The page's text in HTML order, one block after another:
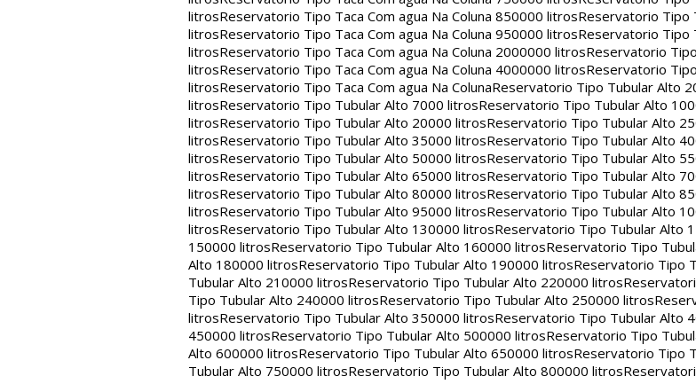
litrosReservatorio Tipo Taca Com agua Na Coluna 850000 litrosReservatorio Tipo
litrosReservatorio Tipo Taca Com agua Na Coluna 950000 litrosReservatorio Tipo
litrosReservatorio Tipo Taca Com agua Na Coluna 2000000 litrosReservatorio
litrosReservatorio Tipo Taca Com agua Na Coluna 4000000 litrosReservatorio
litrosReservatorio Tipo Taca Com agua Na ColunaReservatorio Tipo Tubular Alto
litrosReservatorio Tipo Tubular Alto 7000 litrosReservatorio Tipo Tubular Alto
litrosReservatorio Tipo Tubular Alto 20000 litrosReservatorio Tipo Tubular Alto
litrosReservatorio Tipo Tubular Alto 35000 litrosReservatorio Tipo Tubular Alto
litrosReservatorio Tipo Tubular Alto 50000 litrosReservatorio Tipo Tubular Alto
litrosReservatorio Tipo Tubular Alto 65000 litrosReservatorio Tipo Tubular Alto
litrosReservatorio Tipo Tubular Alto 80000 litrosReservatorio Tipo Tubular Alto
litrosReservatorio Tipo Tubular Alto 95000 litrosReservatorio Tipo Tubular Alto
litrosReservatorio Tipo Tubular Alto 130000 litrosReservatorio Tipo Tubular Alto
150000 litrosReservatorio Tipo Tubular Alto 160000 litrosReservatorio Tipo
Alto 180000 litrosReservatorio Tipo Tubular Alto 190000 litrosReservatorio Tipo
Tubular Alto 210000 litrosReservatorio Tipo Tubular Alto 220000 litros
Tipo Tubular Alto 240000 litrosReservatorio Tipo Tubular Alto 250000 litros
litrosReservatorio Tipo Tubular Alto 350000 litrosReservatorio Tipo Tubular Alto
450000 litrosReservatorio Tipo Tubular Alto 500000 litrosReservatorio Tipo
Alto 600000 litrosReservatorio Tipo Tubular Alto 650000 litrosReservatorio Tipo
Tubular Alto 750000 litrosReservatorio Tipo Tubular Alto 800000 litros